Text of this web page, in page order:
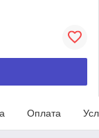
Оплата